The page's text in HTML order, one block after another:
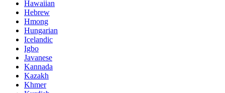
Hawaiian
Hebrew
Hmong
Hungarian
Icelandic
Igbo
Javanese
Kannada
Kazakh
Khmer